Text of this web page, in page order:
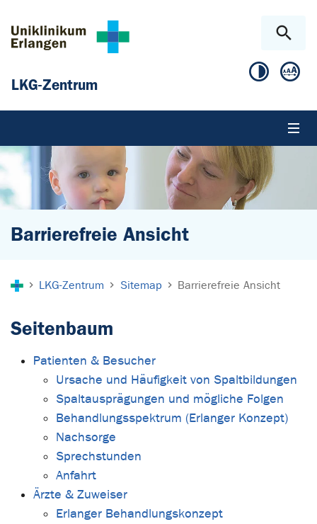
LKG-Zentrum
Barrierefreie Ansicht
LKG-Zentrum Sitemap Barrierefreie Ansicht
Seitenbaum
Patienten & Besucher
Ursache und Häufigkeit von Spaltbildungen
Spaltausprägungen und mögliche Folgen
Behandlungsspektrum (Erlanger Konzept)
Nachsorge
Sprechstunden
Anfahrt
Ärzte & Zuweiser
Erlanger Behandlungskonzept